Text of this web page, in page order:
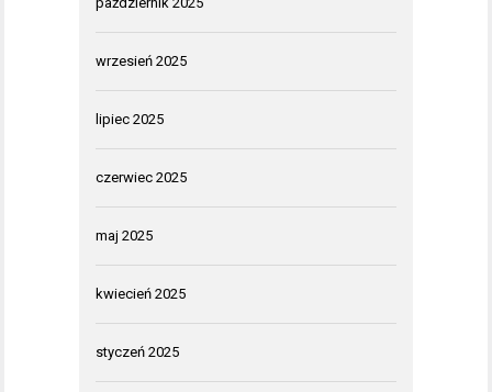
wrzesień 2025
lipiec 2025
czerwiec 2025
maj 2025
kwiecień 2025
styczeń 2025